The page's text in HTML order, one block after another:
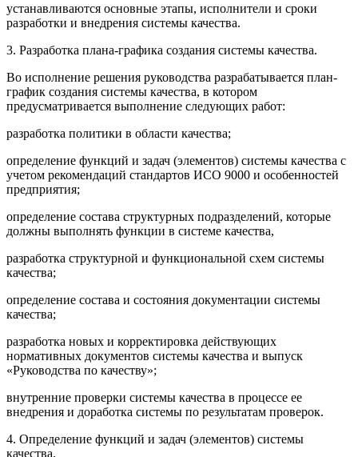
устанавливаются основные этапы, исполнители и сроки
разработки и внедрения системы качества.
3. Разработка плана-графика создания системы качества.
Во исполнение решения руководства разрабатывается план-
график создания системы качества, в котором
предусматривается выполнение следующих работ:
разработка политики в области качества;
определение функций и задач (элементов) системы качества с
учетом рекомендаций стандартов ИСО 9000 и особенностей
предприятия;
определение состава структурных подразделений, которые
должны выполнять функции в системе качества,
разработка структурной и функциональной схем системы
качества;
определение состава и состояния документации системы
качества;
разработка новых и корректировка действующих
нормативных документов системы качества и выпуск
«Руководства по качеству»;
внутренние проверки системы качества в процессе ее
внедрения и доработка системы по результатам проверок.
4. Определение функций и задач (элементов) системы
качества.